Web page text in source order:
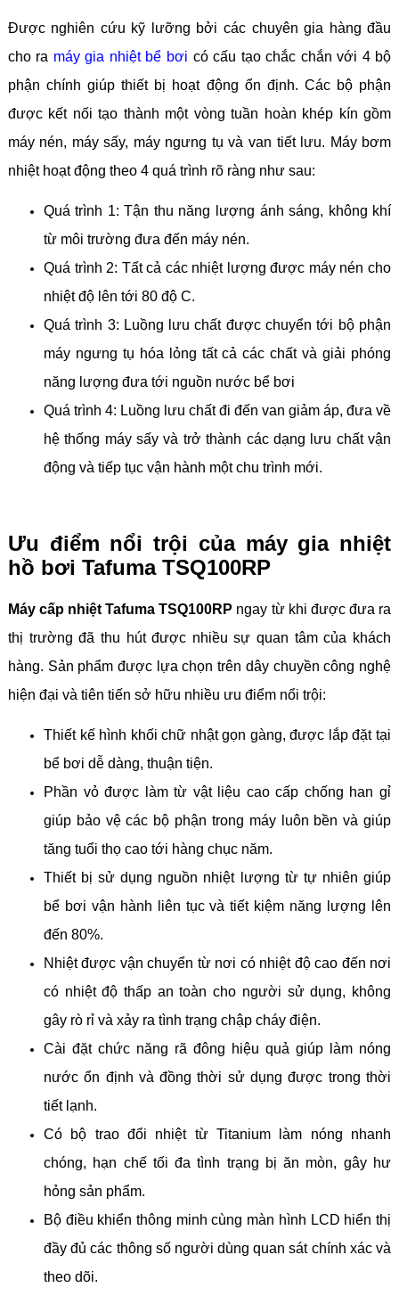
Được nghiên cứu kỹ lưỡng bởi các chuyên gia hàng đầu
cho ra máy gia nhiệt bể bơi có cấu tạo chắc chắn với 4 bộ
phận chính giúp thiết bị hoạt động ổn định. Các bộ phận
được kết nối tạo thành một vòng tuần hoàn khép kín gồm
máy nén, máy sấy, máy ngưng tụ và van tiết lưu. Máy bơm
nhiệt hoạt động theo 4 quá trình rõ ràng như sau:
Quá trình 1: Tận thu năng lượng ánh sáng, không khí
từ môi trường đưa đến máy nén.
Quá trình 2: Tất cả các nhiệt lượng được máy nén cho
nhiệt độ lên tới 80 độ C.
Quá trình 3: Luồng lưu chất được chuyển tới bộ phận
máy ngưng tụ hóa lỏng tất cả các chất và giải phóng
năng lượng đưa tới nguồn nước bể bơi
Quá trình 4: Luồng lưu chất đi đến van giảm áp, đưa về
hệ thống máy sấy và trở thành các dạng lưu chất vận
động và tiếp tục vận hành một chu trình mới.
Ưu điểm nổi trội của máy gia nhiệt
hồ bơi Tafuma TSQ100RP
Máy cấp nhiệt Tafuma TSQ100RP ngay từ khi được đưa ra
thị trường đã thu hút được nhiều sự quan tâm của khách
hàng. Sản phẩm được lựa chọn trên dây chuyền công nghệ
hiện đại và tiên tiến sở hữu nhiều ưu điểm nổi trội:
Thiết kế hình khối chữ nhật gọn gàng, được lắp đặt tại
bể bơi dễ dàng, thuận tiện.
Phần vỏ được làm từ vật liệu cao cấp chống han gỉ
giúp bảo vệ các bộ phận trong máy luôn bền và giúp
tăng tuổi thọ cao tới hàng chục năm.
Thiết bị sử dụng nguồn nhiệt lượng từ tự nhiên giúp
bể bơi vận hành liên tục và tiết kiệm năng lượng lên
đến 80%.
Nhiệt được vận chuyển từ nơi có nhiệt độ cao đến nơi
có nhiệt độ thấp an toàn cho người sử dụng, không
gây rò rỉ và xảy ra tình trạng chập cháy điện.
Cài đặt chức năng rã đông hiệu quả giúp làm nóng
nước ổn định và đồng thời sử dụng được trong thời
tiết lạnh.
Có bộ trao đổi nhiệt từ Titanium làm nóng nhanh
chóng, hạn chế tối đa tình trạng bị ăn mòn, gây hư
hỏng sản phẩm.
Bộ điều khiển thông minh cùng màn hình LCD hiển thị
đầy đủ các thông số người dùng quan sát chính xác và
theo dõi.